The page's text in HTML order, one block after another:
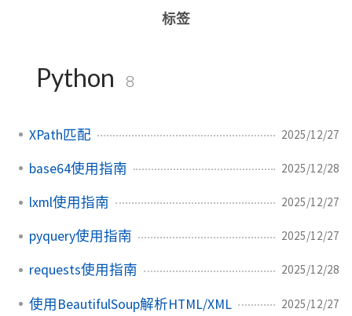
标签
Python 8
XPath匹配 2025/12/27
base64使用指南 2025/12/28
lxml使用指南 2025/12/27
pyquery使用指南 2025/12/27
requests使用指南 2025/12/28
使用BeautifulSoup解析HTML/XML 2025/12/27